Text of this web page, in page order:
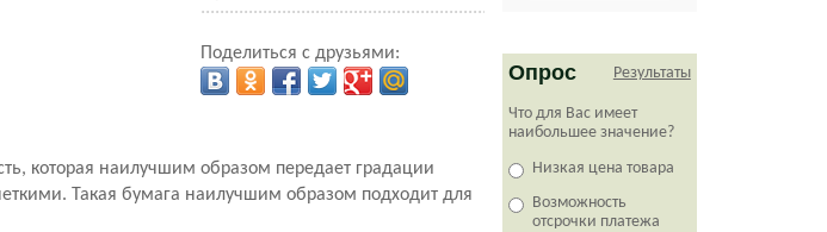
Поделиться с друзьями:
которая наилучшим образом передает градации
Такая бумага наилучшим образом подходит для
Опрос Результаты
Что для Вас имеет
наибольшее значение?
Низкая цена товара
Возможность
отсрочки платежа